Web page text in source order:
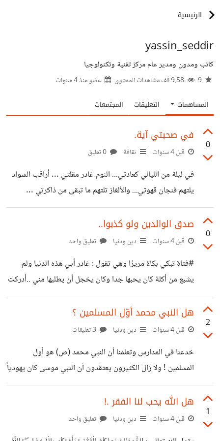
الرئيسية
yassin_seddir
كاتب ومدون ومدير عام مركز تقنية وتكنولوجيا
عضو منذ4 سنوات
المساهمات التعليقات المجتمعات
0
في صحبتي آية.
قبل 4 سنوات ثقافة
في ليلة من الليالي كعادتي... النوم غادر مقلتي ... أراقب السواد
يلتهم فنجان قهوتي... والألغاز تلتهم ما تبقى من ذاكرتي ...
السكون يخيم على المكان …أطفالي في غرفتهم نيام ...والوحشة
لا يؤنسها سوى صوت القرآن... دخلتْ فجأة …!! لا أدرى كيف أو
متى …! هالة من النور تحيط بها ...جعلتني لا أقوى على رؤية
شيء من الكمال. - قلت لها مستغربا: لقد فاجأتني ...!! من أنت...؟
ومن تكونين...؟ -
0
صدق الوالدين ولو كذبوا..
قبل 4 سنوات دين ودنيا تعليق واحد
#فتاة تبكي بكاءً مريرًا وهي تقول : غادر أبي هذه الدنيا ولم
يشبع من أكلة كان يحبها جدا وكان يخجل أن يطلبها مني ..أدركت
الآن أني كنت أنانية جدا بسبب إنشغالي الدائم بنفسي .. #اثنان
من الأبناء توفي والدهم وعند لحظة الوداع صاروا يقبِّلون أقدامه
ويمسحون بها على وجوههم التي غطتها دموع الندم والحزن …
#شاب عند نهاية كل شهر يحمل كيسا محملا بالهدايا ويدخل إلى
دار المسنين
2
هل النبي محمد أوّل المسلمين ؟
قبل 4 سنوات دين ودنيا
خدعنا في المدارس وتعلمنا أن النبي محمد (ص) هو أول
المسلمين ! ولا زال الكثيرون يعتقدون أن النبي موسى كان يهودياً
! وأن عيسى كان مسيحيا ! والبعض يظن أن النبي إبراهيم هو
أول المسلمين ! والحقيقة غير ذلك لمن لا يعرفها … رسولنا الكريم
محمد ليس أول المسلمين. فمن عاشوا من قبله كانوا أيضًا
1
هل الله يحب لنا الفقر .!
قبل 4 سنوات دين ودنيا تعليق واحد